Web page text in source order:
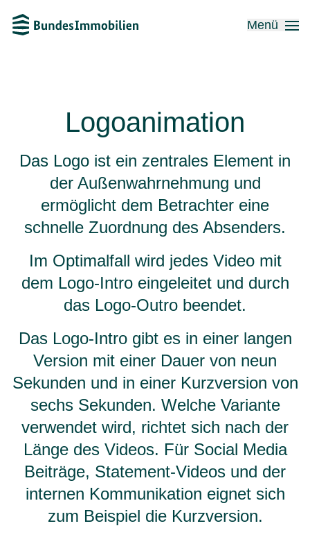
Menü
Logoanimation
Das Logo ist ein zentrales Element in
der Außenwahrnehmung und
ermöglicht dem Betrachter eine
schnelle Zuordnung des Absenders.
Im Optimalfall wird jedes Video mit
dem Logo-Intro eingeleitet und durch
das Logo-Outro beendet.
Das Logo-Intro gibt es in einer langen
Version mit einer Dauer von neun
Sekunden und in einer Kurzversion von
sechs Sekunden. Welche Variante
verwendet wird, richtet sich nach der
Länge des Videos. Für Social Media
Beiträge, Statement-Videos und der
internen Kommunikation eignet sich
zum Beispiel die Kurzversion.